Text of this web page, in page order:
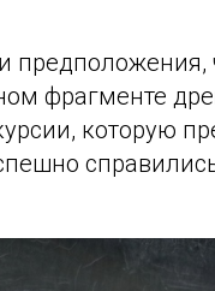
фрагменте
которую